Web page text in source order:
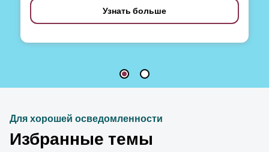
Узнать больше
Для хорошей осведомленности
Избранные темы